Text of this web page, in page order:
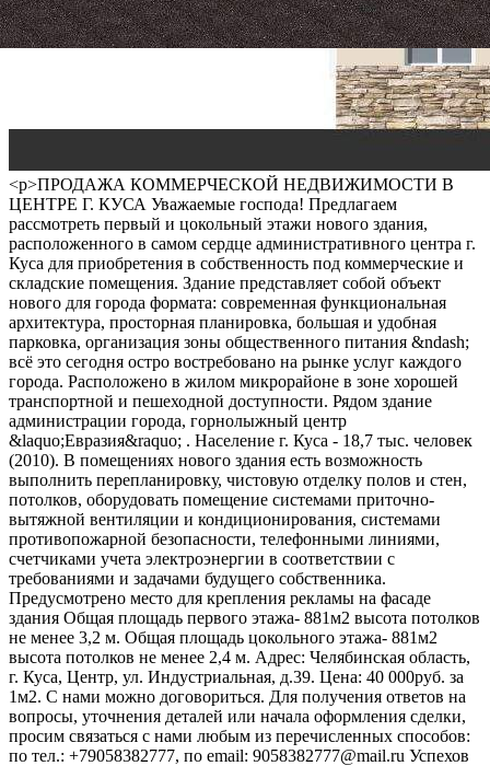
<p>ПРОДАЖА КОММЕРЧЕСКОЙ НЕДВИЖИМОСТИ В
ЦЕНТРЕ Г. КУСА Уважаемые господа! Предлагаем
рассмотреть первый и цокольный этажи нового здания,
расположенного в самом сердце административного центра г.
Куса для приобретения в собственность под коммерческие и
складские помещения. Здание представляет собой объект
нового для города формата: современная функциональная
архитектура, просторная планировка, большая и удобная
парковка, организация зоны общественного питания &ndash;
всё это сегодня остро востребовано на рынке услуг каждого
города. Расположено в жилом микрорайоне в зоне хорошей
транспортной и пешеходной доступности. Рядом здание
администрации города, горнолыжный центр
&laquo;Евразия&raquo; . Население г. Куса - 18,7 тыс. человек
(2010). В помещениях нового здания есть возможность
выполнить перепланировку, чистовую отделку полов и стен,
потолков, оборудовать помещение системами приточно-
вытяжной вентиляции и кондиционирования, системами
противопожарной безопасности, телефонными линиями,
счетчиками учета электроэнергии в соответствии с
требованиями и задачами будущего собственника.
Предусмотрено место для крепления рекламы на фасаде
здания Общая площадь первого этажа- 881м2 высота потолков
не менее 3,2 м. Общая площадь цокольного этажа- 881м2
высота потолков не менее 2,4 м. Адрес: Челябинская область,
г. Куса, Центр, ул. Индустриальная, д.39. Цена: 40 000руб. за
1м2. С нами можно договориться. Для получения ответов на
вопросы, уточнения деталей или начала оформления сделки,
просим связаться с нами любым из перечисленных способов:
по тел.: +79058382777, по email: 9058382777@mail.ru Успехов